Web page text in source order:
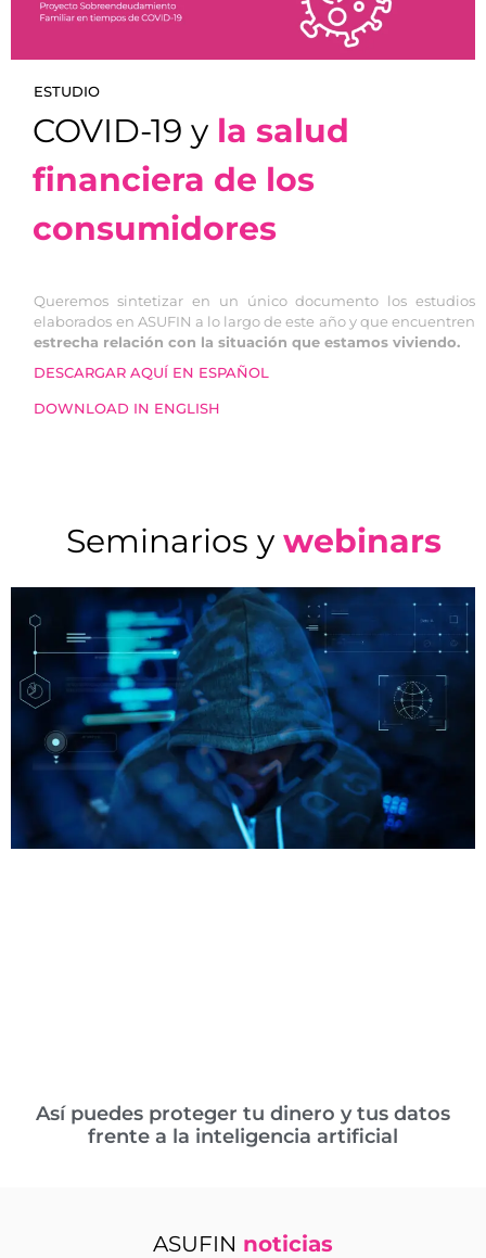
ESTUDIO
COVID-19 y la salud
financiera de los
consumidores
Queremos sintetizar en un único documento los estudios
elaborados en ASUFIN a lo largo de este año y que encuentren
estrecha relación con la situación que estamos viviendo.
DESCARGAR AQUÍ EN ESPAÑOL
DOWNLOAD IN ENGLISH
Seminarios y webinars
Así puedes proteger tu dinero y tus datos
frente a la inteligencia artificial
ASUFIN noticias